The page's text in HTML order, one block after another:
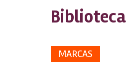
Biblioteca
MARCAS